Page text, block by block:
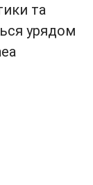
та
урядом